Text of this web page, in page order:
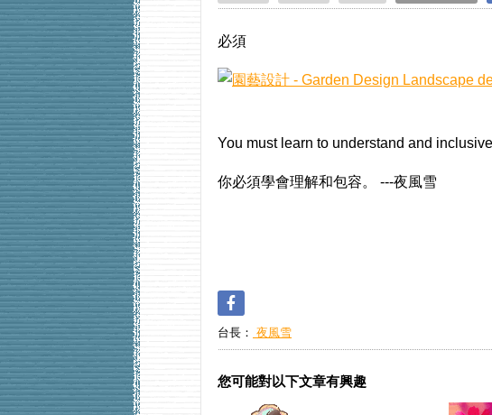
必須
You must learn to understand and
你必須學會理解和包容。 ---夜風雪
台長： 夜風雪
您可能對以下文章有興趣